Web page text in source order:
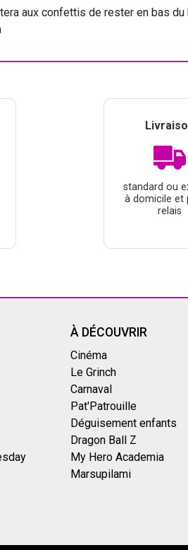
aux confettis de rester en bas du
standard ou
à domicile et
relais
À DÉCOUVRIR
Cinéma
Le Grinch
Carnaval
Pat'Patrouille
Déguisement enfants
Dragon Ball Z
My Hero Academia
Marsupilami